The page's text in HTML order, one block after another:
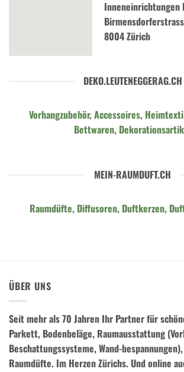
Inneneinrichtungen
8004 Zürich
DEKO.LEUTENEGGERAG.CH
Vorhangzubehör, Accessoires,
Bettwaren,
MEIN-RAUMDUFT.CH
Raumdüfte, Diffusoren, Duftkerzen,
ÜBER UNS
Seit mehr als 70 Jahren Ihr Partner für
Parkett, Bodenbeläge, Raumausstattung
Beschattungssysteme, Wand-
Raumdüfte. Im Herzen Zürichs. Und online